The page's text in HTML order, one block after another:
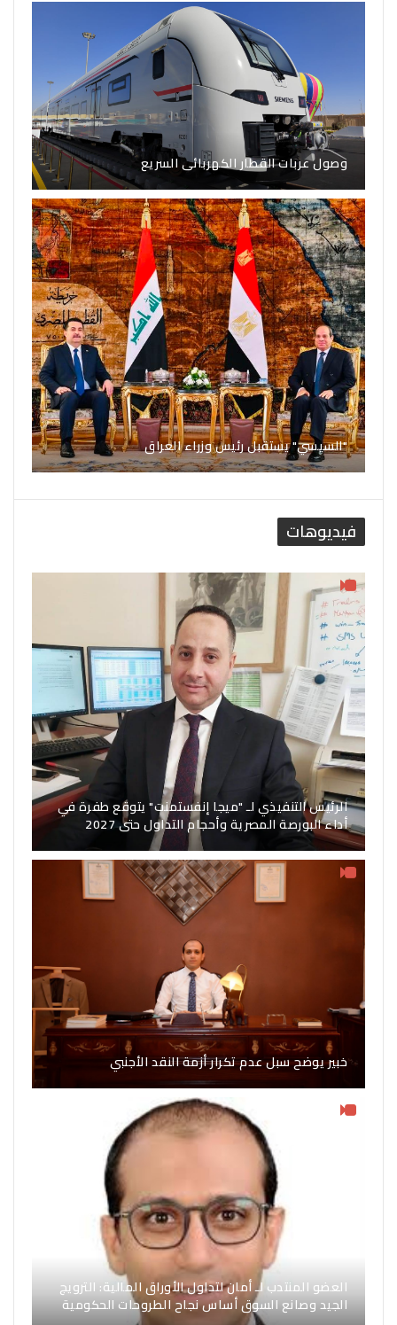
وصول عربات القطار الكهربائى السريع
"السيسي" يستقبل رئيس وزراء العراق
فيديوهات
الرئيس التنفيذي لـ "ميجا إنفستمنت" يتوقع طفرة في
أداء البورصة المصرية وأحجام التداول حتى 2027
خبير يوضح سبل عدم تكرار أزمة النقد الأجنبي
العضو المنتدب لـ أمان لتداول الأوراق المالية: الترويج
الجيد وصانع السوق أساس نجاح الطروحات الحكومية